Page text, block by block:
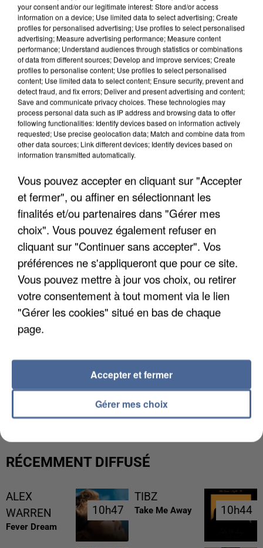
UNE TOURISTE DE L’OISE EMPORTÉE PAR UNE
LES DONNÉES DE 300 000 CLIENTS DÉROBÉES À
INTERMARCHÉ APRÈS UNE...
RÉCEMMENT DIFFUSÉ
ALEX
WARREN
Fever Dream
10h47
10h47
TIBZ
Take Me Away 10h44
10h44
your consent and/or our legitimate interest: Store and/or access
information on a device; Use limited data to select advertising; Create
profiles for personalised advertising; Use profiles to select personalised
advertising; Measure advertising performance; Measure content
performance; Understand audiences through statistics or combinations
of data from different sources; Develop and improve services; Create
profiles to personalise content; Use profiles to select personalised
content; Use limited data to select content; Ensure security, prevent and
detect fraud, and fix errors; Deliver and present advertising and content;
Save and communicate privacy choices. These technologies may
process personal data such as IP address and browsing data to offer
following functionalities: Identify devices based on information actively
requested; Use precise geolocation data; Match and combine data from
other data sources; Link different devices; Identify devices based on
information transmitted automatically.
Vous pouvez accepter en cliquant sur "Accepter
et fermer", ou affiner en sélectionnant les
finalités et/ou partenaires dans "Gérer mes
choix". Vous pouvez également refuser en
cliquant sur "Continuer sans accepter". Vos
préférences ne s'appliqueront que pour ce site.
Vous pouvez mettre à jour vos choix, ou retirer
votre consentement à tout moment via le lien
"Gérer les cookies" situé en bas de chaque
page.
Gérer mes choix
Accepter et fermer